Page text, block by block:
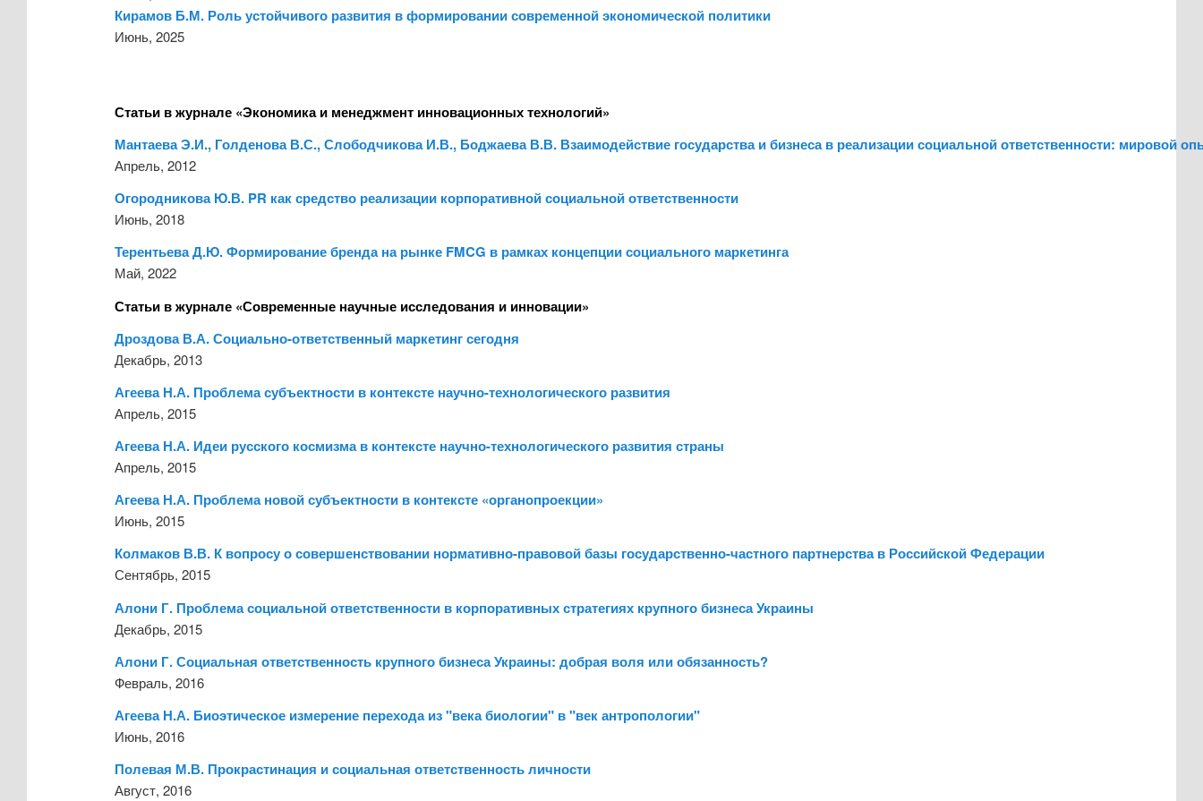
Кирамов Б.М. Роль устойчивого развития в формировании современной экономической политики
Июнь, 2025
Статьи в журнале «Экономика и менеджмент инновационных технологий»
Мантаева Э.И., Голденова В.С., Слободчикова И.В., Боджаева В.В. Взаимодействие государства и бизнеса в реализации социальной ответственности: мировой
Апрель, 2012
Огородникова Ю.В. PR как средство реализации корпоративной социальной ответственности
Июнь, 2018
Терентьева Д.Ю. Формирование бренда на рынке FMCG в рамках концепции социального маркетинга
Май, 2022
Статьи в журнале «Современные научные исследования и инновации»
Дроздова В.А. Социально-ответственный маркетинг сегодня
Декабрь, 2013
Агеева Н.А. Проблема субъектности в контексте научно-технологического развития
Апрель, 2015
Агеева Н.А. Идеи русского космизма в контексте научно-технологического развития страны
Апрель, 2015
Агеева Н.А. Проблема новой субъектности в контексте «органопроекции»
Июнь, 2015
Колмаков В.В. К вопросу о совершенствовании нормативно-правовой базы государственно-частного партнерства в Российской Федерации
Сентябрь, 2015
Алони Г. Проблема социальной ответственности в корпоративных стратегиях крупного бизнеса Украины
Декабрь, 2015
Алони Г. Социальная ответственность крупного бизнеса Украины: добрая воля или обязанность?
Февраль, 2016
Агеева Н.А. Биоэтическое измерение перехода из "века биологии" в "век антропологии"
Июнь, 2016
Полевая М.В. Прокрастинация и социальная ответственность личности
Август, 2016